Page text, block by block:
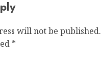
will not be published.
*